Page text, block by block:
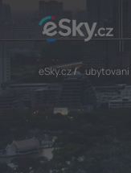
eSky.cz/ ubytovani